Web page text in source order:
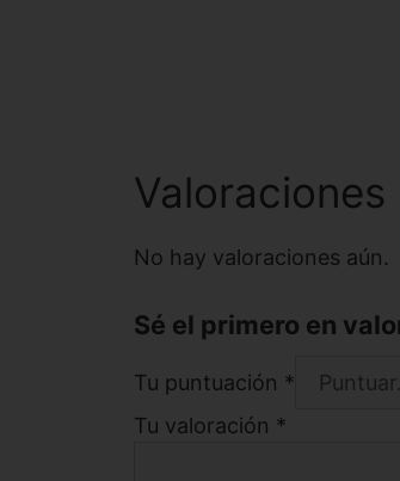
Valoraciones
No hay valoraciones aún.
Sé el primero en
Tu puntuación *
Tu valoración *